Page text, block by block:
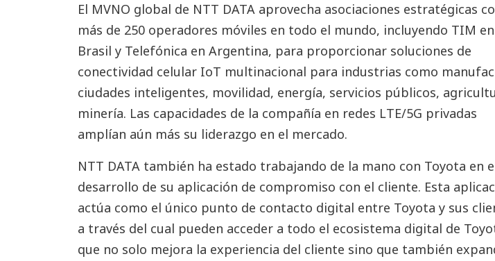
El MVNO global de NTT DATA aprovecha asociaciones estratégicas
más de 250 operadores móviles en todo el mundo, incluyendo TIM en
Brasil y Telefónica en Argentina, para proporcionar soluciones de
conectividad celular IoT multinacional para industrias como
ciudades inteligentes, movilidad, energía, servicios públicos,
minería. Las capacidades de la compañía en redes LTE/5G privadas
amplían aún más su liderazgo en el mercado.
NTT DATA también ha estado trabajando de la mano con Toyota en
desarrollo de su aplicación de compromiso con el cliente. Esta
actúa como el único punto de contacto digital entre Toyota y sus
a través del cual pueden acceder a todo el ecosistema digital de
que no solo mejora la experiencia del cliente sino que también